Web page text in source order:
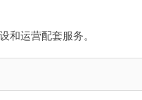
和运营配套服务。